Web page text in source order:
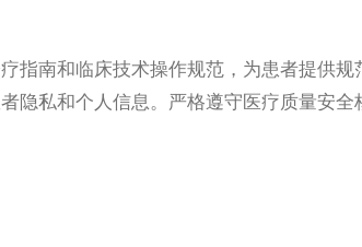
南和临床技术操作规范，为患者提供规
隐私和个人信息。严格遵守医疗质量安全